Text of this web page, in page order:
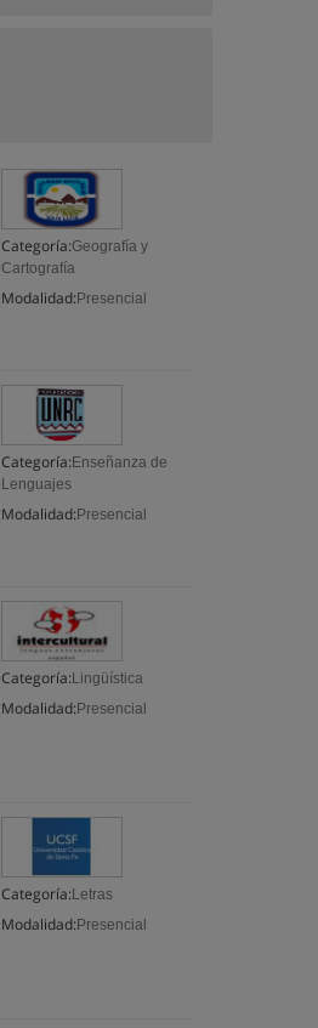
Categoría:Geografía y
Cartografía
Modalidad: Presencial
Categoría: Enseñanza de
Lenguajes
Modalidad: Presencial
Categoría: Lingüística
Modalidad: Presencial
Categoría: Letras
Modalidad: Presencial